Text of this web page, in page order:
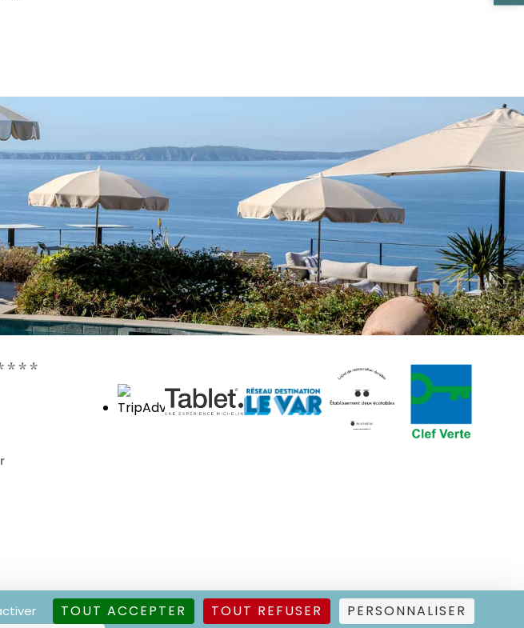
TOUT ACCEPTER TOUT REFUSER
PERSONNALISER
Générales de Vente– Médiation– Une réalisationTout Simplement Digital